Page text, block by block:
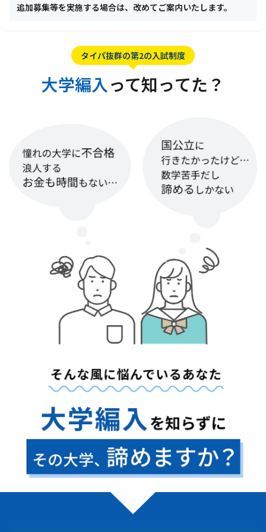
追加募集等を実施する場合は、改めてご案内いたします。
タイパ抜群の第2の入試制度
大学編入って知ってた？